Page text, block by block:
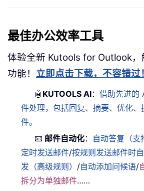
最佳办公效率工具
体验全新 Kutools for Outlook
功能！ 立即点击下载，不容错过！
🤖 KUTOOLS AI：借助先进的
件处理，包括回复、摘要、优化
件。
📧 邮件自动化： 自动答复（支
定时发送邮件/按规则发送邮件时
发（高级规则） /自动添加问候语/
拆分为单独邮件……